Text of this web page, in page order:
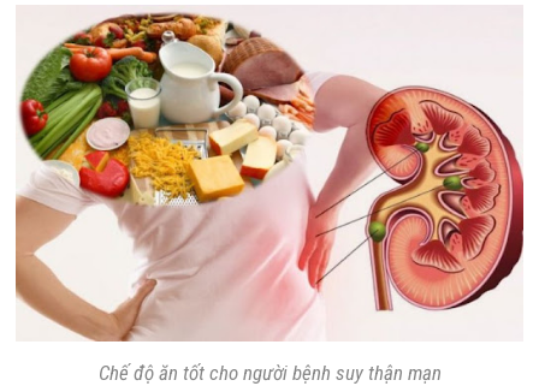
Chế độ ăn tốt cho người bệnh suy thận mạn